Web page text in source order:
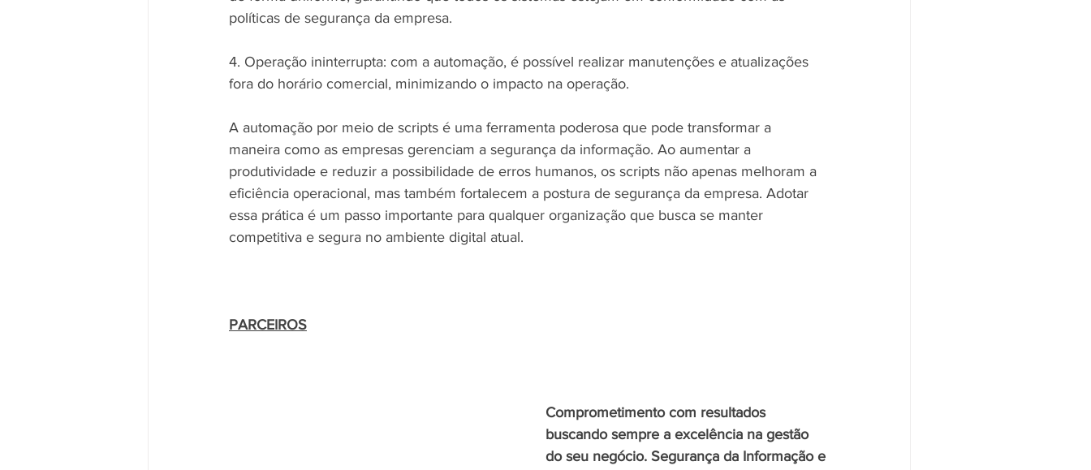
políticas de segurança da empresa.
4. Operação ininterrupta: com a automação, é possível realizar manutenções e atualizações
fora do horário comercial, minimizando o impacto na operação.
A automação por meio de scripts é uma ferramenta poderosa que pode transformar a
maneira como as empresas gerenciam a segurança da informação. Ao aumentar a
produtividade e reduzir a possibilidade de erros humanos, os scripts não apenas melhoram a
eficiência operacional, mas também fortalecem a postura de segurança da empresa. Adotar
essa prática é um passo importante para qualquer organização que busca se manter
competitiva e segura no ambiente digital atual.
PARCEIROS
Comprometimento com resultados
buscando sempre a excelência na gestão
do seu negócio. Segurança da Informação e